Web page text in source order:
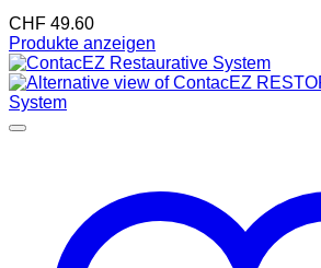
CHF 49.60
Produkte anzeigen